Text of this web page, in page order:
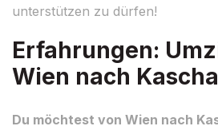
unterstützen zu dürfen!
Erfahrungen:
Wien nach
Du möchtest von Wien nach